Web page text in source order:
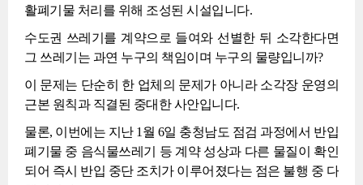
활폐기물 처리를 위해 조성된 시설입니다.
수도권 쓰레기를 계약으로 들여와 선별한 뒤 소각한다면
그 쓰레기는 과연 누구의 책임이며 누구의 물량입니까?
이 문제는 단순히 한 업체의 문제가 아니라 소각장 운영의
근본 원칙과 직결된 중대한 사안입니다.
물론, 이번에는 지난 1월 6일 충청남도 점검 과정에서 반입
폐기물 중 음식물쓰레기 등 계약 성상과 다른 물질이 확인
되어 즉시 반입 중단 조치가 이루어졌다는 점은 불행 중 다